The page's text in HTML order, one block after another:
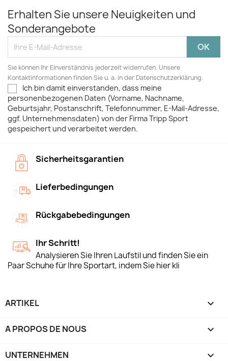
Erhalten Sie unsere Neuigkeiten und
Sonderangebote
Sie können Ihr Einverständnis jederzeit widerrufen. Unsere
Kontaktinformationen finden Sie u. a. in der Datenschutzerklärung.
Ich bin damit einverstanden, dass meine
personenbezogenen Daten (Vorname, Nachname,
Geburtsjahr, Postanschrift, Telefonnummer, E-Mail-Adresse,
ggf. Unternehmensdaten) von der Firma Tripp Sport
gespeichert und verarbeitet werden.
Sicherheitsgarantien
Lieferbedingungen
Rückgabebedingungen
Ihr Schritt!
Analysieren Sie Ihren Laufstil und finden Sie ein
Paar Schuhe für Ihre Sportart, indem Sie hier kli
ARTIKEL 
A PROPOS DE NOUS 
UNTERNEHMEN 